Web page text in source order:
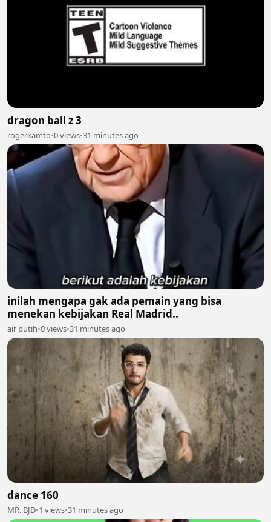
dragon ball z 3
rogerkamto•0 views•31 minutes ago
inilah mengapa gak ada pemain yang bisa
menekan kebijakan Real Madrid..
air putih•0 views•31 minutes ago
dance 160
MR. BJD•1 views•31 minutes ago